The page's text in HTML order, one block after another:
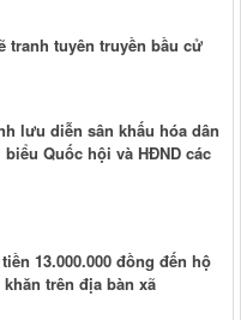
tranh tuyên truyền bầu cử
lưu diễn sân khấu hóa dân
Quốc hội và HĐND các
13.000.000 đồng đến hộ
trên địa bàn xã